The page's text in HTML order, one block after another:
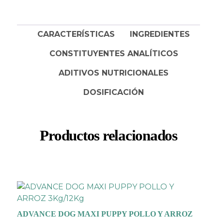
CARACTERÍSTICAS INGREDIENTES
CONSTITUYENTES ANALÍTICOS
ADITIVOS NUTRICIONALES
DOSIFICACIÓN
Productos relacionados
ADVANCE DOG MAXI PUPPY POLLO Y ARROZ